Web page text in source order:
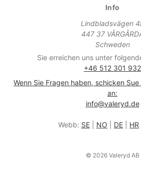
Info
Lindbladsvägen
447 37
Schweden
Sie erreichen uns unter
+46 512 301 932
Wenn Sie Fragen haben, schicken
an:
info@valeryd.de
Webb: SE NO DE HR
© 2026 Valeryd AB